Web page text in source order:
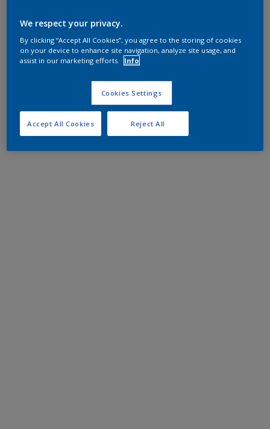
We respect your privacy.
By clicking “Accept All Cookies”, you agree to the storing of cookies
on your device to enhance site navigation, analyze site usage, and
assist in our marketing efforts.
Info
Cookies Settings
Reject All
Accept All Cookies